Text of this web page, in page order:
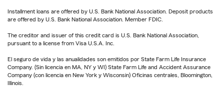
Installment loans are offered by U.S. Bank National Association. Deposit products
are offered by U.S. Bank National Association. Member FDIC.
The creditor and issuer of this credit card is U.S. Bank National Association,
pursuant to a license from Visa U.S.A. Inc.
El seguro de vida y las anualidades son emitidos por State Farm Life Insurance
Company. (Sin licencia en MA, NY y WI) State Farm Life and Accident Assurance
Company (con licencia en New York y Wisconsin) Oficinas centrales, Bloomington,
Illinois.